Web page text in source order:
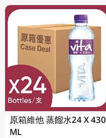
原箱維他 蒸餾水24 X 430
ML